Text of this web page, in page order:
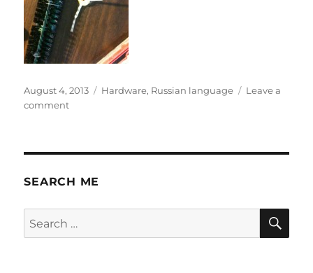
Posted
on
August 4, 2013 Categories
Hardware, Russian language
Leave a
commenton
SEARCH ME
Search
for: